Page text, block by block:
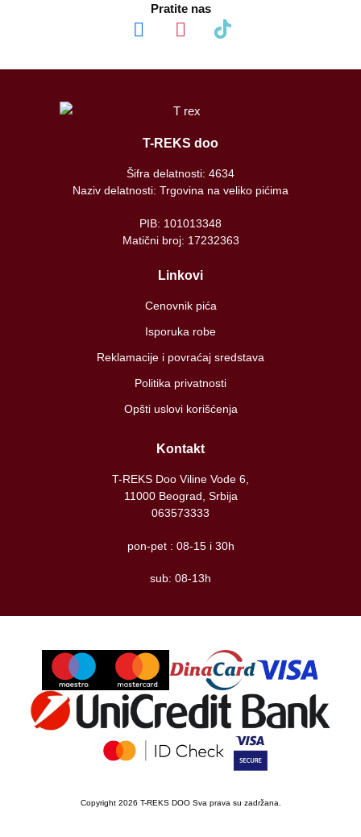
Pratite nas
facebook instagram tiktok
T-REKS doo
Šifra delatnosti: 4634
Naziv delatnosti: Trgovina na veliko pićima
PIB: 101013348
Matični broj: 17232363
Linkovi
Cenovnik pića
Isporuka robe
Reklamacije i povraćaj sredstava
Politika privatnosti
Opšti uslovi korišćenja
Kontakt
T-REKS Doo Viline Vode 6,
11000 Beograd, Srbija
063573333
pon-pet : 08-15 i 30h
sub: 08-13h
Copyright 2026 T-REKS DOO Sva prava su zadržana.